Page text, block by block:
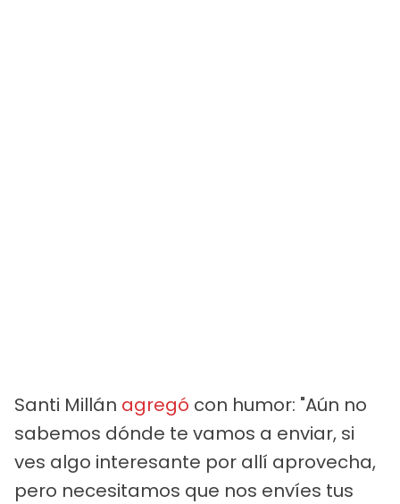
Santi Millán agregó con humor: "Aún no
sabemos dónde te vamos a enviar, si
ves algo interesante por allí aprovecha,
pero necesitamos que nos envíes tus